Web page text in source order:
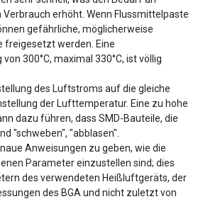
Verbrauch erhöht. Wenn Flussmittelpaste
gefährliche, möglicherweise
freigesetzt werden. Eine
300°C, maximal 330°C, ist völlig
des Luftstroms auf die gleiche
der Lufttemperatur. Eine zu hohe
dazu führen, dass SMD-Bauteile, die
"schweben", "abblasen".
Anweisungen zu geben, wie die
Parameter einzustellen sind; dies
des verwendeten Heißluftgeräts, der
des BGA und nicht zuletzt von